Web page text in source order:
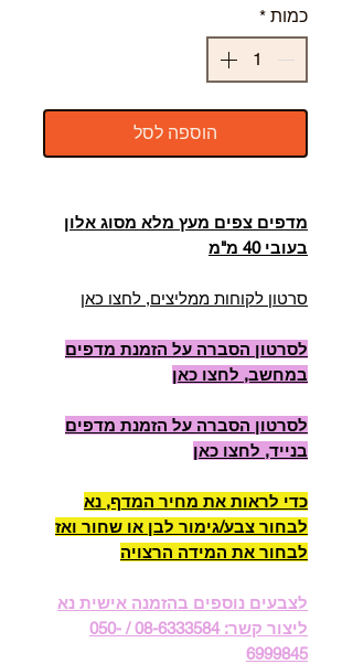
כמות *
הוספה לסל
מדפים צפים מעץ מלא מסוג אלון
בעובי 40 מ"מ
סרטון לקוחות ממליצים, לחצו כאן
לסרטון הסברה על הזמנת מדפים
במחשב, לחצו כאן
לסרטון הסברה על הזמנת מדפים
בנייד, לחצו כאן
כדי לראות את מחיר המדף, נא
לבחור צבע/גימור לבן או שחור ואז
לבחור את המידה הרצויה
לצבעים נוספים בהזמנה אישית נא
ליצור קשר: 08-6333584 / 050-
6999845